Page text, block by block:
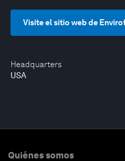
Headquarters
USA
Visite el sitio web de
Quiénes somos